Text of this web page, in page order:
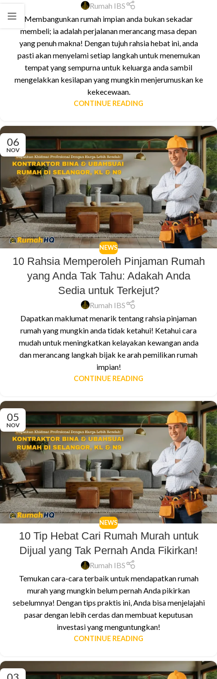
Rumah IBS
Membangunkan rumah impian anda bukan sekadar
membeli; ia adalah perjalanan merancang masa depan
yang penuh makna! Dengan tujuh rahsia hebat ini, anda
pasti akan menyelami setiap langkah untuk menemukan
tempat yang sempurna untuk keluarga anda sambil
mengelakkan kesilapan yang mungkin menjerumuskan ke
kekecewaan.
CONTINUE READING
06
NOV
NEWS
10 Rahsia Memperoleh Pinjaman Rumah
yang Anda Tak Tahu: Adakah Anda
Sedia untuk Terkejut?
Rumah IBS
Dapatkan maklumat menarik tentang rahsia pinjaman
rumah yang mungkin anda tidak ketahui! Ketahui cara
mudah untuk meningkatkan kelayakan kewangan anda
dan merancang langkah bijak ke arah pemilikan rumah
impian!
CONTINUE READING
05
NOV
NEWS
10 Tip Hebat Cari Rumah Murah untuk
Dijual yang Tak Pernah Anda Fikirkan!
Rumah IBS
Temukan cara-cara terbaik untuk mendapatkan rumah
murah yang mungkin belum pernah Anda pikirkan
sebelumnya! Dengan tips praktis ini, Anda bisa menjelajahi
pasar dengan lebih cerdas dan membuat keputusan
investasi yang menguntungkan!
CONTINUE READING